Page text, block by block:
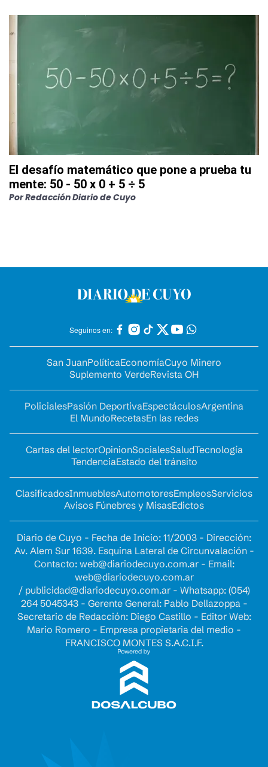
El desafío matemático que pone a prueba tu
mente: 50 - 50 x 0 + 5 ÷ 5
PorRedacción Diario de Cuyo
Seguinos en:
San JuanPolíticaEconomíaCuyo Minero
Suplemento VerdeRevista OH
PolicialesPasión DeportivaEspectáculosArgentina
El MundoRecetasEn las redes
Cartas del lectorOpinionSocialesSaludTecnología
TendenciaEstado del tránsito
ClasificadosInmueblesAutomotoresEmpleosServicios
Avisos Fúnebres y MisasEdictos
Diario de Cuyo - Fecha de Inicio: 11/2003 - Dirección:
Av. Alem Sur 1639. Esquina Lateral de Circunvalación -
Contacto: web@diariodecuyo.com.ar- Email:
web@diariodecuyo.com.ar
/ publicidad@diariodecuyo.com.ar- Whatsapp: (054)
264 5045343 - Gerente General: Pablo Dellazoppa -
Secretario de Redacción: Diego Castillo - Editor Web:
Mario Romero - Empresa propietaria del medio -
FRANCISCO MONTES S.A.C.I.F.